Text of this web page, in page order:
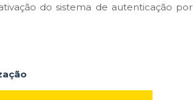
do sistema de autenticação por